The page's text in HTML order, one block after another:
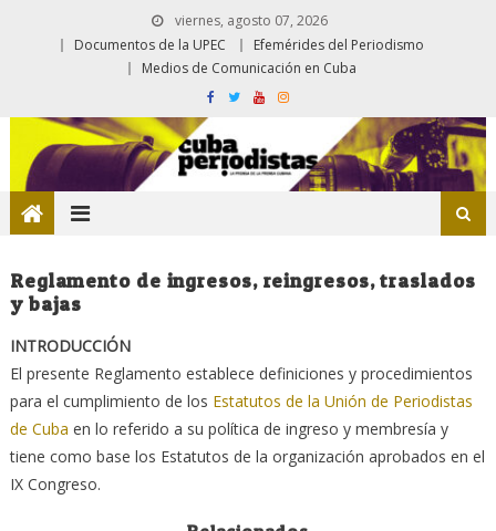
viernes, agosto 07, 2026
Documentos de la UPEC
Efemérides del Periodismo
Medios de Comunicación en Cuba
Reglamento de ingresos, reingresos, traslados
y bajas
INTRODUCCIÓN
El presente Reglamento establece definiciones y procedimientos
para el cumplimiento de los Estatutos de la Unión de Periodistas
de Cuba en lo referido a su política de ingreso y membresía y
tiene como base los Estatutos de la organización aprobados en el
IX Congreso.